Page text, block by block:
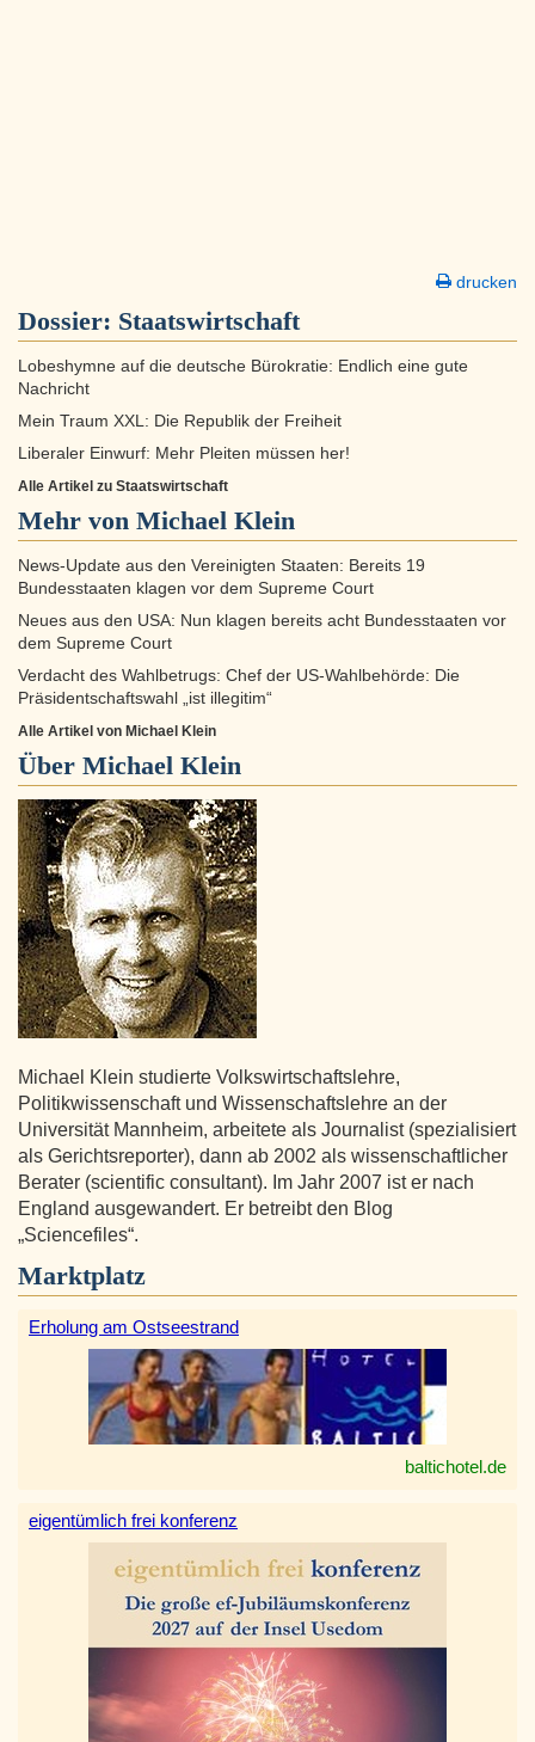
drucken
Dossier: Staatswirtschaft
Lobeshymne auf die deutsche Bürokratie: Endlich eine gute
Nachricht
Mein Traum XXL: Die Republik der Freiheit
Liberaler Einwurf: Mehr Pleiten müssen her!
Alle Artikel zu Staatswirtschaft
Mehr von Michael Klein
News-Update aus den Vereinigten Staaten: Bereits 19
Bundesstaaten klagen vor dem Supreme Court
Neues aus den USA: Nun klagen bereits acht Bundesstaaten vor
dem Supreme Court
Verdacht des Wahlbetrugs: Chef der US-Wahlbehörde: Die
Präsidentschaftswahl „ist illegitim“
Alle Artikel von Michael Klein
Über Michael Klein
Michael Klein studierte Volkswirtschaftslehre,
Politikwissenschaft und Wissenschaftslehre an der
Universität Mannheim, arbeitete als Journalist (spezialisiert
als Gerichtsreporter), dann ab 2002 als wissenschaftlicher
Berater (scientific consultant). Im Jahr 2007 ist er nach
England ausgewandert. Er betreibt den Blog
„Sciencefiles“.
Marktplatz
Erholung am Ostseestrand
baltichotel.de
eigentümlich frei konferenz